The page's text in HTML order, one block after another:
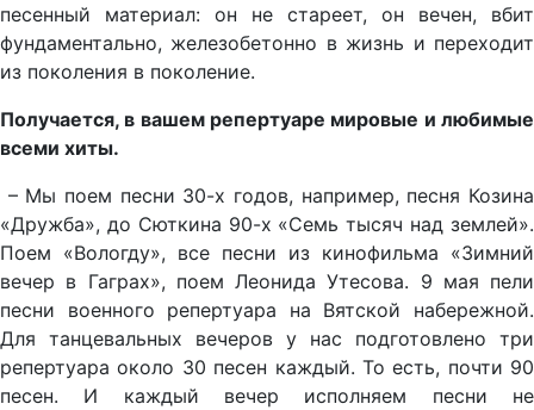
песенный материал: он не стареет, он вечен, вбит
фундаментально, железобетонно в жизнь и переходит
из поколения в поколение.
Получается, в вашем репертуаре мировые и любимые
всеми хиты.
– Мы поем песни 30-х годов, например, песня Козина
«Дружба», до Сюткина 90-х «Семь тысяч над землей».
Поем «Вологду», все песни из кинофильма «Зимний
вечер в Гаграх», поем Леонида Утесова. 9 мая пели
песни военного репертуара на Вятской набережной.
Для танцевальных вечеров у нас подготовлено три
репертуара около 30 песен каждый. То есть, почти 90
песен. И каждый вечер исполняем песни не